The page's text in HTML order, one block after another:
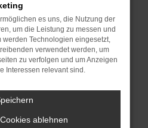
oder in einem privaten
neu.
helfen,
zu beheben.
dein Browser und dein
dem neuesten Stand
es uns, die Nutzung der
um die Leistung zu messen und
werden Technologien eingesetzt,
verwendet werden, um
zu verfolgen und um Anzeigen
Interessen relevant sind.
ablehnen